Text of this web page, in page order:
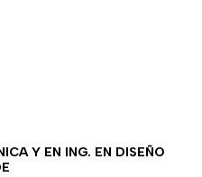
Y EN ING. EN DISEÑO